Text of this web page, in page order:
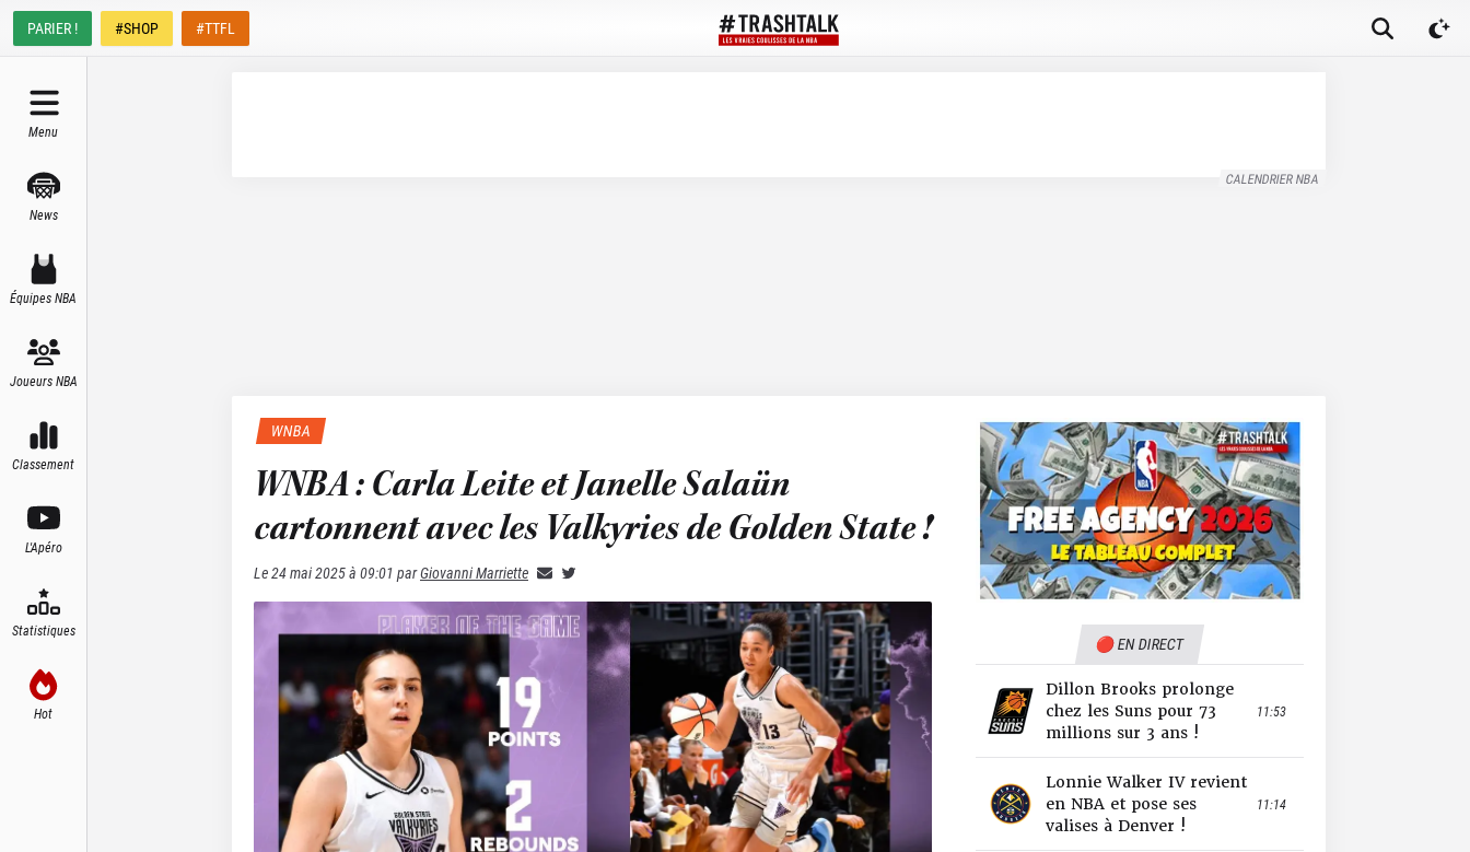
PARIER ! #SHOP #TTFL
Menu
News
Équipes NBA
Joueurs NBA
Classement
L'Apéro
Statistiques
Hot
CALENDRIER NBA
WNBA
WNBA : Carla Leite et Janelle Salaün
cartonnent avec les Valkyries de Golden State !
Le24 mai 2025 à 09:01 parGiovanni Marriette
🔴 EN DIRECT
Dillon Brooks prolonge
chez les Suns pour 73
millions sur 3 ans !
11:53
Lonnie Walker IV revient
en NBA et pose ses
valises à Denver !
11:14